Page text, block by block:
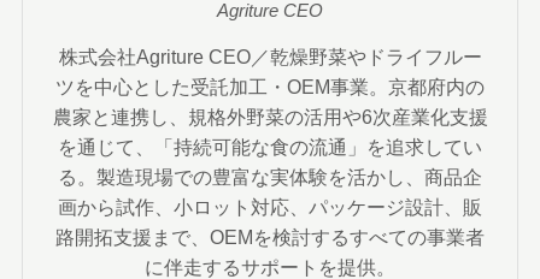
Agriture CEO
株式会社Agriture CEO／乾燥野菜やドライフルー
ツを中心とした受託加工・OEM事業。京都府内の
農家と連携し、規格外野菜の活用や6次産業化支援
を通じて、「持続可能な食の流通」を追求してい
る。製造現場での豊富な実体験を活かし、商品企
画から試作、小ロット対応、パッケージ設計、販
路開拓支援まで、OEMを検討するすべての事業者
に伴走するサポートを提供。